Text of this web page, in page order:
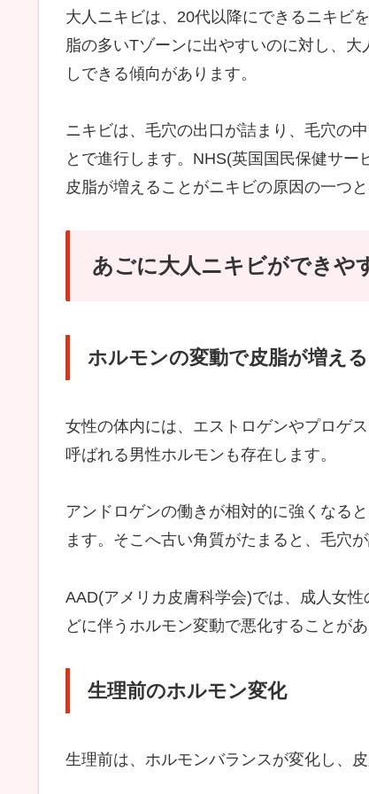
大人ニキビは、20代以降にできるニキビ
脂の多いTゾーンに出やすいのに対し、
しできる傾向があります。
ニキビは、毛穴の出口が詰まり、毛穴の
とで進行します。NHS(英国国民保健サー
皮脂が増えることがニキビの原因の一つと
あごに大人ニキビができや
ホルモンの変動で皮脂が増える
女性の体内には、エストロゲンやプロゲ
呼ばれる男性ホルモンも存在します。
アンドロゲンの働きが相対的に強くなる
ます。そこへ古い角質がたまると、毛穴
AAD(アメリカ皮膚科学会)では、成人女
どに伴うホルモン変動で悪化することが
生理前のホルモン変化
生理前は、ホルモンバランスが変化し、